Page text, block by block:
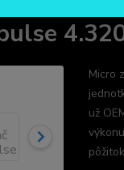
Micro
už